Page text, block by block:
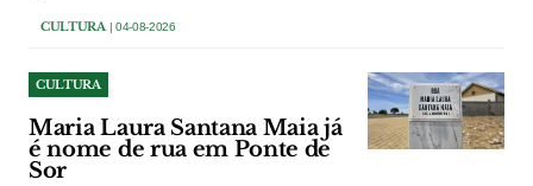
CULTURA| 04-08-2026
CULTURA
Maria Laura Santana Maia já
é nome de rua em Ponte de
Sor